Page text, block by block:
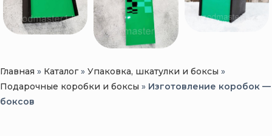
Главная » Каталог» Упаковка, шкатулки и боксы »
Подарочные коробки и боксы » Изготовление коробок —
боксов